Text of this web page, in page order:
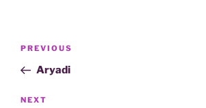
Navigasi
Previous
Post
PREVIOUS
Aryadi
Next
NEXT